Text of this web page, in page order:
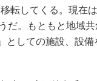
転してくる。現在
だ。もともと地域
としての施設、設